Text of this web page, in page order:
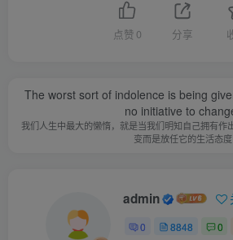
点赞 0 分享
The worst sort of indolence is being
no initiative to
我们人生中最大的懒惰，就是当我们明知自己拥有作
变而是放任它的生活态度
admin
0 8848 0